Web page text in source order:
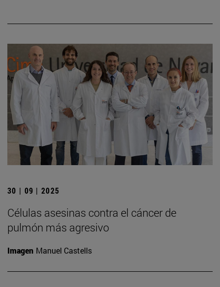
30 | 09 | 2025
Células asesinas contra el cáncer de
pulmón más agresivo
Imagen Manuel Castells